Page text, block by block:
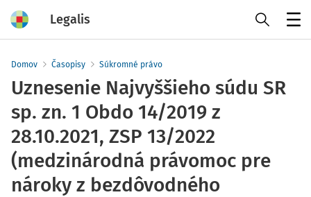
Legalis
Domov Časopisy Súkromné právo
Uznesenie Najvyššieho súdu SR
sp. zn. 1 Obdo 14/2019 z
28.10.2021, ZSP 13/2022
(medzinárodná právomoc pre
nároky z bezdôvodného